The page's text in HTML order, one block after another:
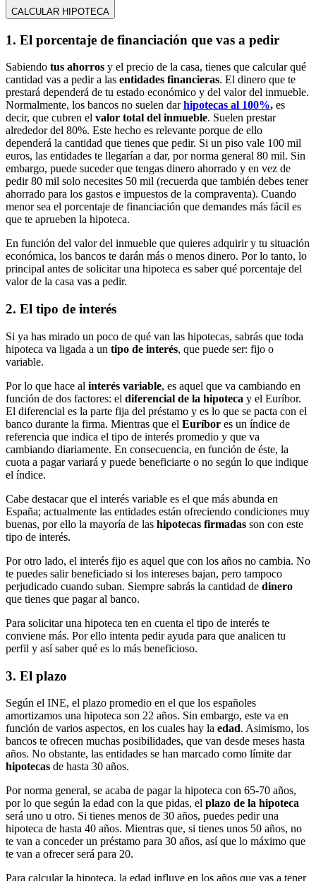
CALCULAR HIPOTECA
1. El porcentaje de financiación que vas a pedir
Sabiendo tus ahorros y el precio de la casa, tienes que calcular qué
cantidad vas a pedir a las entidades financieras. El dinero que te
prestará dependerá de tu estado económico y del valor del inmueble.
Normalmente, los bancos no suelen darhipotecas al 100%, es
decir, que cubren el valor total del inmueble. Suelen prestar
alrededor del 80%. Este hecho es relevante porque de ello
dependerá la cantidad que tienes que pedir. Si un piso vale 100 mil
euros, las entidades te llegarían a dar, por norma general 80 mil. Sin
embargo, puede suceder que tengas dinero ahorrado y en vez de
pedir 80 mil solo necesites 50 mil (recuerda que también debes tener
ahorrado para los gastos e impuestos de la compraventa). Cuando
menor sea el porcentaje de financiación que demandes más fácil es
que te aprueben la hipoteca.
En función del valor del inmueble que quieres adquirir y tu situación
económica, los bancos te darán más o menos dinero. Por lo tanto, lo
principal antes de solicitar una hipoteca es saber qué porcentaje del
valor de la casa vas a pedir.
2. El tipo de interés
Si ya has mirado un poco de qué van las hipotecas, sabrás que toda
hipoteca va ligada a un tipo de interés, que puede ser: fijo o
variable.
Por lo que hace al interés variable, es aquel que va cambiando en
función de dos factores: el diferencial de la hipoteca y el Euríbor.
El diferencial es la parte fija del préstamo y es lo que se pacta con el
banco durante la firma. Mientras que el Euríbor es un índice de
referencia que indica el tipo de interés promedio y que va
cambiando diariamente. En consecuencia, en función de éste, la
cuota a pagar variará y puede beneficiarte o no según lo que indique
el índice.
Cabe destacar que el interés variable es el que más abunda en
España; actualmente las entidades están ofreciendo condiciones muy
buenas, por ello la mayoría de las hipotecas firmadas son con este
tipo de interés.
Por otro lado, el interés fijo es aquel que con los años no cambia. No
te puedes salir beneficiado si los intereses bajan, pero tampoco
perjudicado cuando suban. Siempre sabrás la cantidad de dinero
que tienes que pagar al banco.
Para solicitar una hipoteca ten en cuenta el tipo de interés te
conviene más. Por ello intenta pedir ayuda para que analicen tu
perfil y así saber qué es lo más beneficioso.
3. El plazo
Según el INE, el plazo promedio en el que los españoles
amortizamos una hipoteca son 22 años. Sin embargo, este va en
función de varios aspectos, en los cuales hay la edad. Asimismo, los
bancos te ofrecen muchas posibilidades, que van desde meses hasta
años. No obstante, las entidades se han marcado como límite dar
hipotecas de hasta 30 años.
Por norma general, se acaba de pagar la hipoteca con 65-70 años,
por lo que según la edad con la que pidas, el plazo de la hipoteca
será uno u otro. Si tienes menos de 30 años, puedes pedir una
hipoteca de hasta 40 años. Mientras que, si tienes unos 50 años, no
te van a conceder un préstamo para 30 años, así que lo máximo que
te van a ofrecer será para 20.
Para calcular la hipoteca, la edad influye en los años que vas a tener